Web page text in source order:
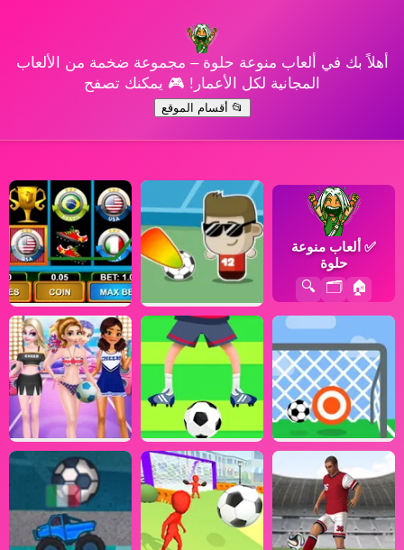
أهلاً بك في ألعاب منوعة حلوة – مجموعة ضخمة من الألعاب
المجانية لكل الأعمار! 🎮 يمكنك تصفح
📂 أقسام الموقع
✅ ألعاب منوعة
حلوة
🏠
🗂️
🔍